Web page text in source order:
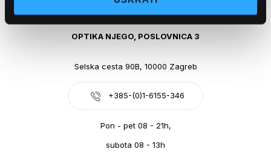
webshop@optikanjego.hr
OPTIKA NJEGO, POSLOVNICA 3
Selska cesta 90B, 10000 Zagreb
+385-(0)1-6155-346
Pon - pet 08 - 21h,
subota 08 - 13h